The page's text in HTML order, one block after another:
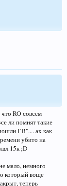
RO совсем
ли помнят такие
ГВ".... ах как
убито на
15к ;D
мало, немного
который воще
теперь